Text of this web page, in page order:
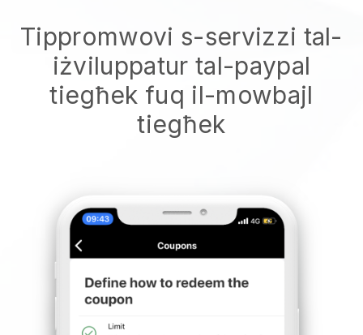
Tippromwovi s-servizzi tal-
iżviluppatur tal-paypal
tiegħek fuq il-mowbajl
tiegħek